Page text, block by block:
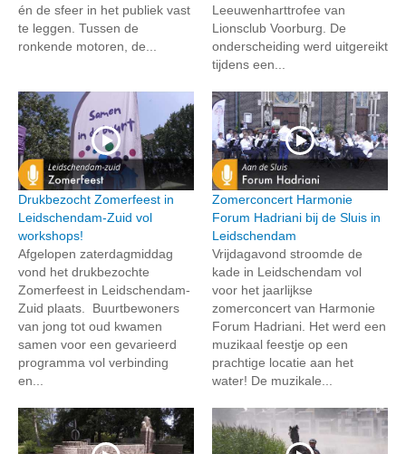
én de sfeer in het publiek vast
te leggen. Tussen de
ronkende motoren, de...
Leeuwenharttrofee van
Lionsclub Voorburg. De
onderscheiding werd uitgereikt
tijdens een...
Drukbezocht Zomerfeest in
Leidschendam-Zuid vol
workshops!
Afgelopen zaterdagmiddag
vond het drukbezochte
Zomerfeest in Leidschendam-
Zuid plaats. Buurtbewoners
van jong tot oud kwamen
samen voor een gevarieerd
programma vol verbinding
en...
Zomerconcert Harmonie
Forum Hadriani bij de Sluis in
Leidschendam
Vrijdagavond stroomde de
kade in Leidschendam vol
voor het jaarlijkse
zomerconcert van Harmonie
Forum Hadriani. Het werd een
muzikaal feestje op een
prachtige locatie aan het
water! De muzikale...